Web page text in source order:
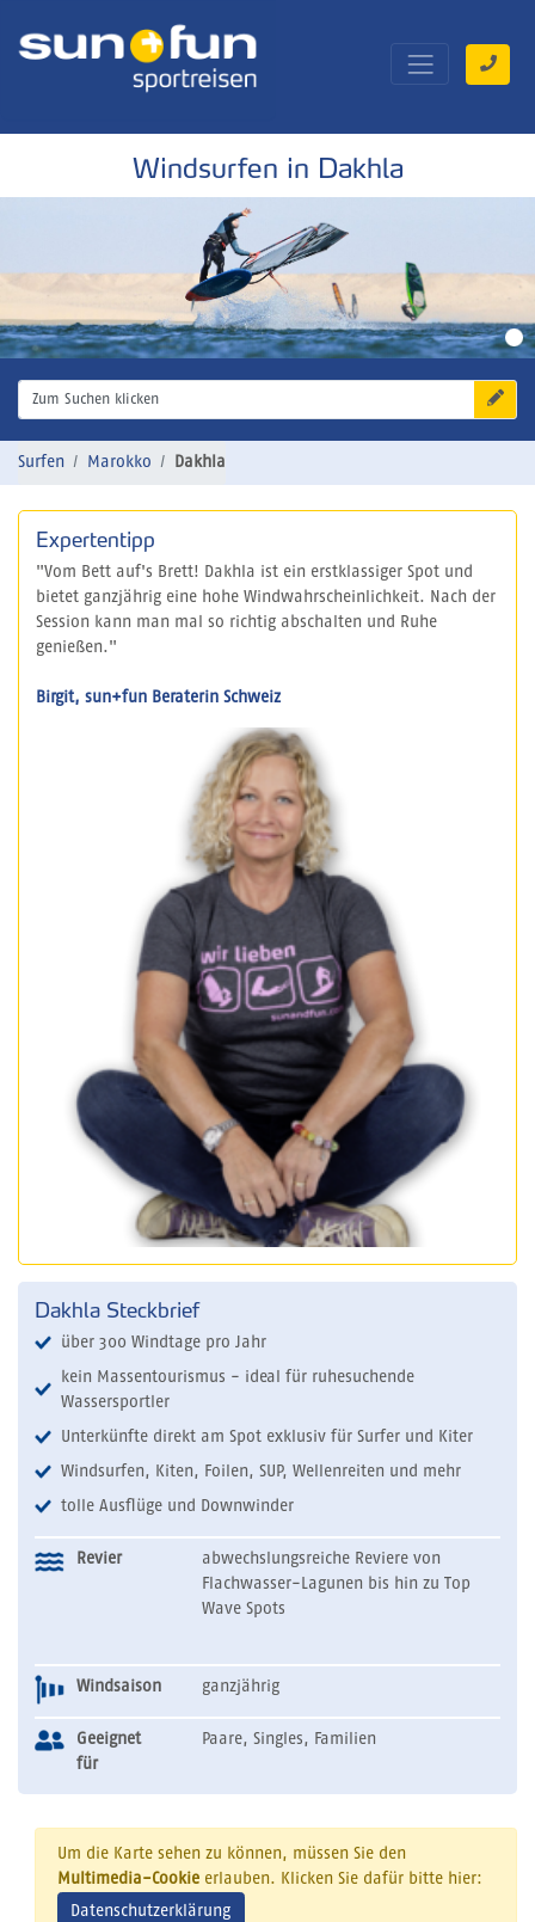
Windsurfen in Dakhla
Zum Suchen klicken
Surfen Marokko Dakhla
Expertentipp
"Vom Bett auf's Brett! Dakhla ist ein erstklassiger Spot und
bietet ganzjährig eine hohe Windwahrscheinlichkeit. Nach der
Session kann man mal so richtig abschalten und Ruhe
genießen."
Birgit, sun+fun Beraterin Schweiz
Dakhla Steckbrief
über 300 Windtage pro Jahr
kein Massentourismus - ideal für ruhesuchende
Wassersportler
Unterkünfte direkt am Spot exklusiv für Surfer und Kiter
Windsurfen, Kiten, Foilen, SUP, Wellenreiten und mehr
tolle Ausflüge und Downwinder
Revier
abwechslungsreiche Reviere von
Flachwasser-Lagunen bis hin zu Top
Wave Spots
Windsaison ganzjährig
Geeignet
für
Paare, Singles, Familien
Um die Karte sehen zu können, müssen Sie den
Multimedia-Cookieerlauben. Klicken Sie dafür bitte hier:
Datenschutzerklärung